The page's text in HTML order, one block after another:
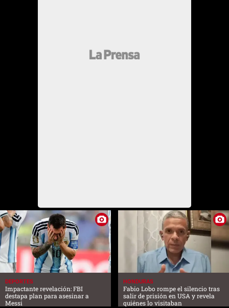
DEPORTES
Impactante revelación: FBI
destapa plan para asesinar a
Messi
HONDURAS
Fabio Lobo rompe el silencio tras
salir de prisión en USA y revela
quiénes lo visitaban